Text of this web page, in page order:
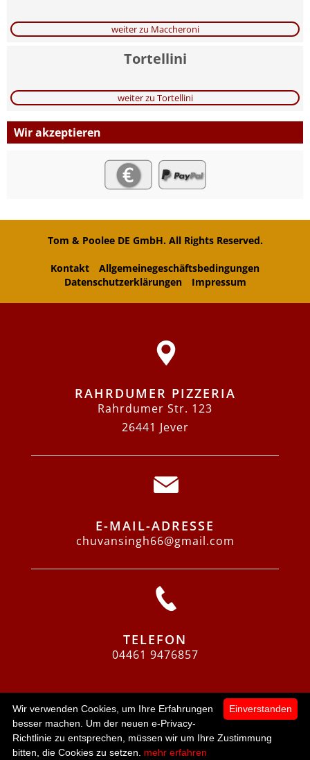
weiter zu Maccheroni
Tortellini
weiter zu Tortellini
Wir akzeptieren
Einverstanden
Wir verwenden Cookies, um Ihre Erfahrungen
besser machen. Um der neuen e-Privacy-
Richtlinie zu entsprechen, müssen wir um Ihre Zustimmung
bitten, die Cookies zu setzen. mehr erfahren
Tom & Poolee DE GmbH. All Rights Reserved.
Kontakt
Allgemeinegeschäftsbedingungen
Datenschutzerklärungen
Impressum
RAHRDUMER PIZZERIA
Rahrdumer Str. 123
26441 Jever
E-MAIL-ADRESSE
chuvansingh66@gmail.com
TELEFON
04461 9476857
Startseite Kategorien Mein Konto